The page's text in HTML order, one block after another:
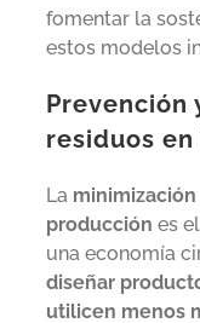
fomentar la
estos modelos
Prevención
residuos
La
producción es
una economía
diseñar
utilicen menos